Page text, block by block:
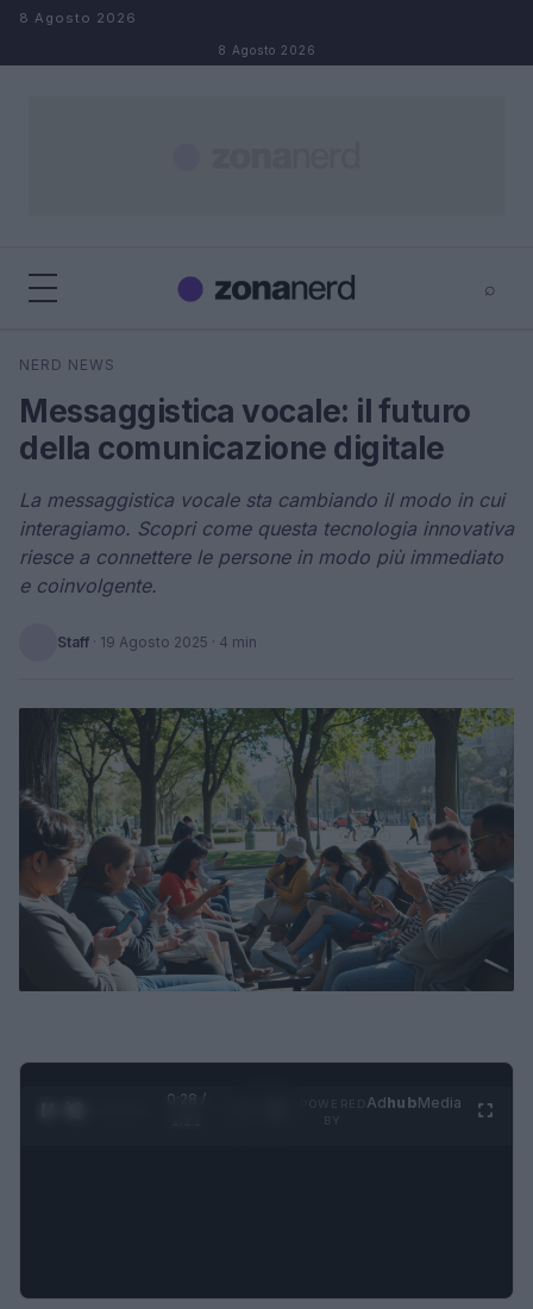
Salta al contenuto
8 Agosto 2026
8 Agosto 2026
⌕
Cerca
NERD NEWS
Messaggistica vocale: il futuro
della comunicazione digitale
La messaggistica vocale sta cambiando il modo in cui
interagiamo. Scopri come questa tecnologia innovativa
riesce a connettere le persone in modo più immediato
e coinvolgente.
Staff · 19 Agosto 2025 · 4 min
0:29 /
AdhubMedia